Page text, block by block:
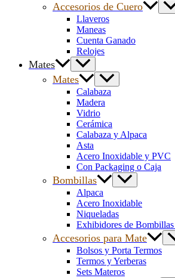
Accesorios de Cuero
Llaveros
Maneas
Cuenta Ganado
Relojes
Mates
Mates
Calabaza
Madera
Vidrio
Cerámica
Calabaza y Alpaca
Asta
Acero Inoxidable y PVC
Con Packaging o Caja
Bombillas
Alpaca
Acero Inoxidable
Niqueladas
Exhibidores de
Accesorios para Mate
Bolsos y Porta Termos
Termos y Yerberas
Sets Materos